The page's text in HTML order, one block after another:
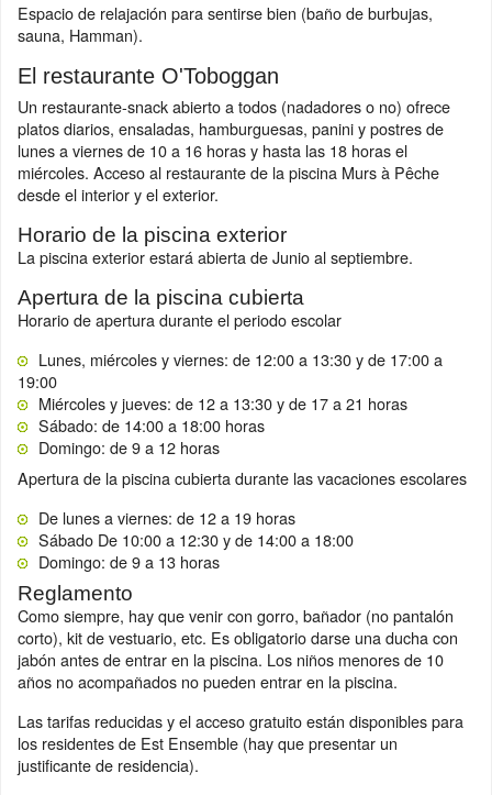
Espacio de relajación para sentirse bien (baño de burbujas,
sauna, Hamman).
El restaurante O'Toboggan
Un restaurante-snack abierto a todos (nadadores o no) ofrece
platos diarios, ensaladas, hamburguesas, panini y postres de
lunes a viernes de 10 a 16 horas y hasta las 18 horas el
miércoles. Acceso al restaurante de la piscina Murs à Pêche
desde el interior y el exterior.
Horario de la piscina exterior
La piscina exterior estará abierta de Junio al septiembre.
Apertura de la piscina cubierta
Horario de apertura durante el periodo escolar
Lunes, miércoles y viernes: de 12:00 a 13:30 y de 17:00 a
19:00
Miércoles y jueves: de 12 a 13:30 y de 17 a 21 horas
Sábado: de 14:00 a 18:00 horas
Domingo: de 9 a 12 horas
Apertura de la piscina cubierta durante las vacaciones escolares
De lunes a viernes: de 12 a 19 horas
Sábado De 10:00 a 12:30 y de 14:00 a 18:00
Domingo: de 9 a 13 horas
Reglamento
Como siempre, hay que venir con gorro, bañador (no pantalón
corto), kit de vestuario, etc. Es obligatorio darse una ducha con
jabón antes de entrar en la piscina. Los niños menores de 10
años no acompañados no pueden entrar en la piscina.
Las tarifas reducidas y el acceso gratuito están disponibles para
los residentes de Est Ensemble (hay que presentar un
justificante de residencia).